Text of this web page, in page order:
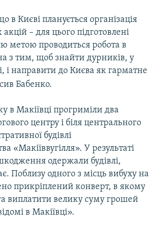
в Києві планується організація
– для цього підготовлені
метою проводиться робота в
з тим, щоб знайти дурників, у
і направити до Києва як гарматне
Бабенко.
в Макіївці прогриміли два
центру і біля центрального
будівлі
«Макіїввугілля». У результаті
одержали будівлі,
Поблизу одного з місць вибуху на
прикріплений конверт, в якому
виплатити велику суму грошей
в Макіївці».